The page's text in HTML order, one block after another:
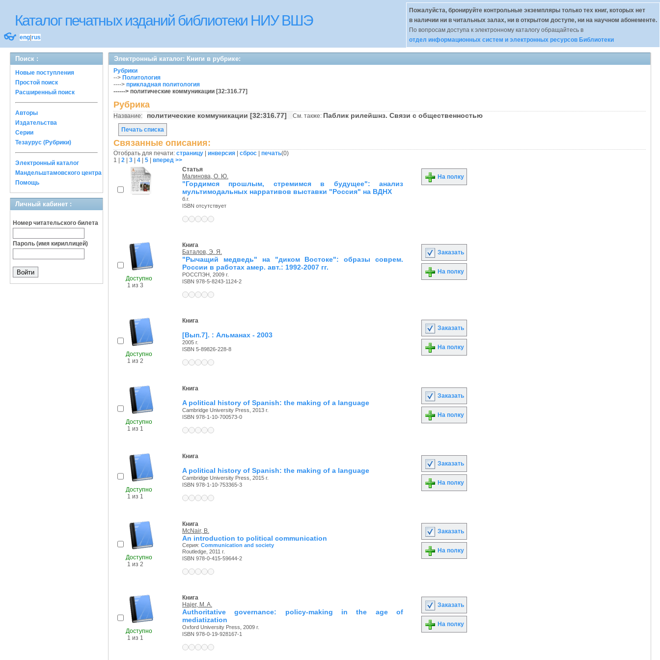
Каталог печатных изданий библиотеки НИУ ВШЭ
👓 eng rus
Пожалуйста, бронируйте контрольные экземпляры только тех книг, которых нет
в наличии ни в читальных залах, ни в открытом доступе, ни на научном абонементе.
По вопросам доступа к электронному каталогу обращайтесь в
отдел информационных систем и электронных ресурсов Библиотеки
Поиск :
Новые поступления
Простой поиск
Расширенный поиск
Авторы
Издательства
Серии
Тезаурус (Рубрики)
Электронный каталог
Мандельштамовского центра
Помощь
Личный кабинет :
Номер читательского билета
Пароль (имя кириллицей)
Электронный каталог: Книги в рубрике:
Рубрики
--> Политология
----> прикладная политология
------> политические коммуникации [32:316.77]
Рубрика
Название: политические коммуникации [32:316.77] См. также: Паблик рилейшнз. Связи с общественностью
Печать списка
Связанные описания:
Отобрать для печати: страницу инверсия сброс печать(0)
1
2 3 4 5
вперед >>
Статья
Малинова, О. Ю.
"Гордимся прошлым, стремимся в будущее": анализ
мультимодальных нарративов выставки "Россия" на ВДНХ
б.г.
ISBN отсутствует
На полку
Доступно
1 из 3
Книга
Баталов, Э. Я.
"Рычащий медведь" на "диком Востоке": образы соврем.
России в работах амер. авт.: 1992-2007 гг.
РОССПЭН, 2009 г.
ISBN 978-5-8243-1124-2
Заказать
На полку
Доступно
1 из 2
Книга
[Вып.7]. : Альманах - 2003
2005 г.
ISBN 5-89826-228-8
Заказать
На полку
Доступно
1 из 1
Книга
A political history of Spanish: the making of a language
Cambridge University Press, 2013 г.
ISBN 978-1-10-700573-0
Заказать
На полку
Доступно
1 из 1
Книга
A political history of Spanish: the making of a language
Cambridge University Press, 2015 г.
ISBN 978-1-10-753365-3
Заказать
На полку
Доступно
1 из 2
Книга
McNair, B.
An introduction to political communication
Серия: Communication and society
Routledge, 2011 г.
ISBN 978-0-415-59644-2
Заказать
На полку
Доступно
1 из 1
Книга
Hajer, M. A.
Authoritative governance: policy-making in the age of
mediatization
Oxford University Press, 2009 г.
ISBN 978-0-19-928167-1
Заказать
На полку